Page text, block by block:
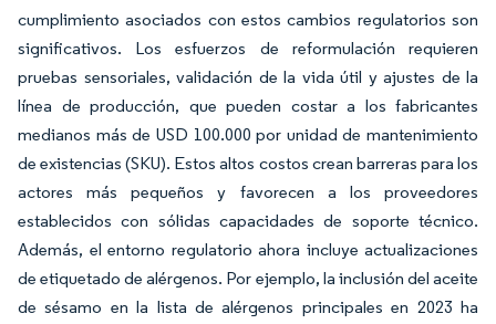
cumplimiento asociados con estos cambios regulatorios son
significativos. Los esfuerzos de reformulación requieren
pruebas sensoriales, validación de la vida útil y ajustes de la
línea de producción, que pueden costar a los fabricantes
medianos más de USD 100.000 por unidad de mantenimiento
de existencias (SKU). Estos altos costos crean barreras para los
actores más pequeños y favorecen a los proveedores
establecidos con sólidas capacidades de soporte técnico.
Además, el entorno regulatorio ahora incluye actualizaciones
de etiquetado de alérgenos. Por ejemplo, la inclusión del aceite
de sésamo en la lista de alérgenos principales en 2023 ha